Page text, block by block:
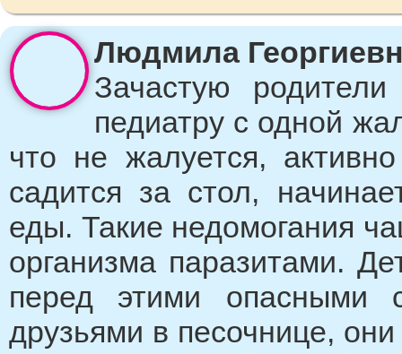
Людмила
Зачастую
педиатру с одной
что не жалуется,
садится за стол,
еды. Такие недомогания
организма паразитами.
перед этими опасными
друзьями в песочнице, они